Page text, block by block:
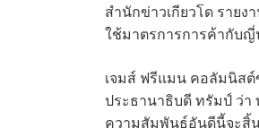
สำนักข่าวเกียวโด รายง
ใช้มาตรการการค้ากับญี่
เจมส์ ฟรีแมน คอลัมนิสต์
ประธานาธิบดี ทรัมป์ ว่า
ความสัมพันธ์อันดีนี้จะสิ้